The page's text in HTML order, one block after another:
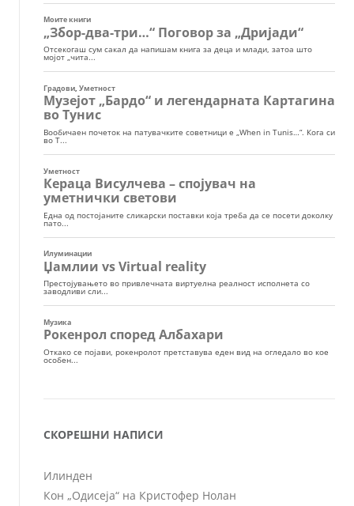
СКОРЕШНИ НАПИСИ
Илинден
Кон „Одисеја“ на Кристофер Нолан